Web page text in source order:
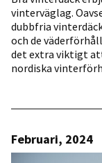
vinterväglag.
dubbfria
och de
det extra viktigt
nordiska
Februari, 2024